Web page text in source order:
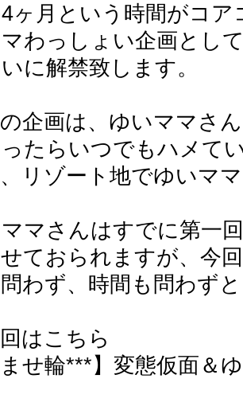
ヶ月という時間がコ
わっしょい企画とし
に解禁致します。
企画は、ゆいママさ
ったらいつでもハメて
リゾート地でゆいマ
マさんはすでに第一
ておられますが、今
わず、時間も問わず
はこちら
ませ輪***】変態仮面＆